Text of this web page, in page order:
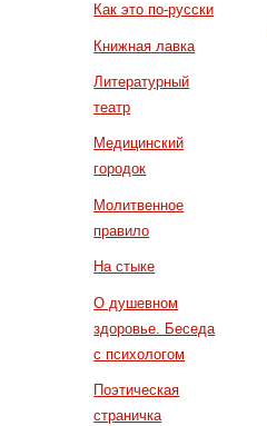
Как это по-русски
Книжная лавка
Литературный
театр
Медицинский
городок
Молитвенное
правило
На стыке
О душевном
здоровье. Беседа
с психологом
Поэтическая
страничка